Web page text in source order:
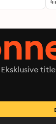
Eksklusive